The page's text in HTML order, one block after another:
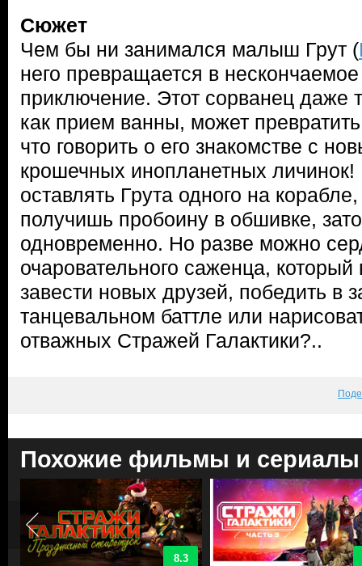
Сюжет
Чем бы ни занимался малыш Грут (
него превращается в
приключение. Этот сорванец даже
как прием ванны, может
что говорить о его знакомстве с
крошечных инопланетных
оставлять Грута одного на
получишь пробоину в обшивке,
одновременно. Но разве можно
очаровательного саженца, который
завести новых друзей, победить в
танцевальном баттле или
отважных Стражей Галактики?..
Похожие фильмы и сериалы
8.3